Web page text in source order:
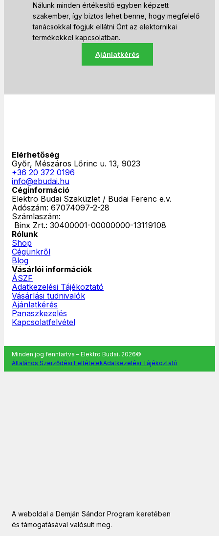
Nálunk minden értékesítő egyben képzett
szakember, így biztos lehet benne, hogy megfelelő
tanácsokkal fogjuk ellátni Önt az elektornikai
termékekkel kapcsolatban.
Ajánlatkérés
Elérhetőség
Győr, Mészáros Lőrinc u. 13, 9023
+36 20 372 0196
info@ebudai.hu
Céginformáció
Elektro Budai Szaküzlet / Budai Ferenc e.v.
Adószám: 67074097-2-28
Számlaszám:
‎ Binx Zrt.: 30400001-00000000-13119108
Rólunk
Shop
Cégünkről
Blog
Vásárlói információk
ÁSZF
Adatkezelési Tájékoztató
Vásárlási tudnivalók
Ajánlatkérés
Panaszkezelés
Kapcsolatfelvétel
Minden jog fenntartva – Elektro Budai, 2026©
Általános Szerződési FeltételekAdatkezelési Tájékoztató
A weboldal a Demján Sándor Program keretében
és támogatásával valósult meg.